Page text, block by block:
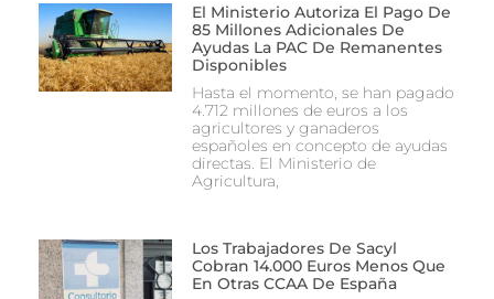
El Ministerio Autoriza El Pago De
85 Millones Adicionales De
Ayudas La PAC De Remanentes
Disponibles
Hasta el momento, se han pagado
4.712 millones de euros a los
agricultores y ganaderos
españoles en concepto de ayudas
directas. El Ministerio de
Agricultura,
Los Trabajadores De Sacyl
Cobran 14.000 Euros Menos Que
En Otras CCAA De España